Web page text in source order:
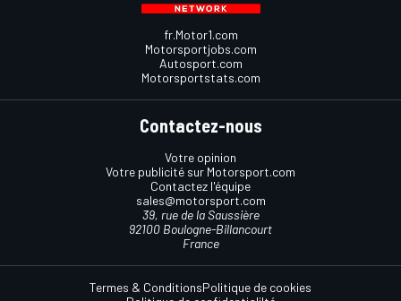
fr.Motor1.com
Motorsportjobs.com
Autosport.com
Motorsportstats.com
Contactez-nous
Votre opinion
Votre publicité sur Motorsport.com
Contactez l'équipe
sales@motorsport.com
39, rue de la Saussière
92100 Boulogne-Billancourt
France
Termes & ConditionsPolitique de cookies